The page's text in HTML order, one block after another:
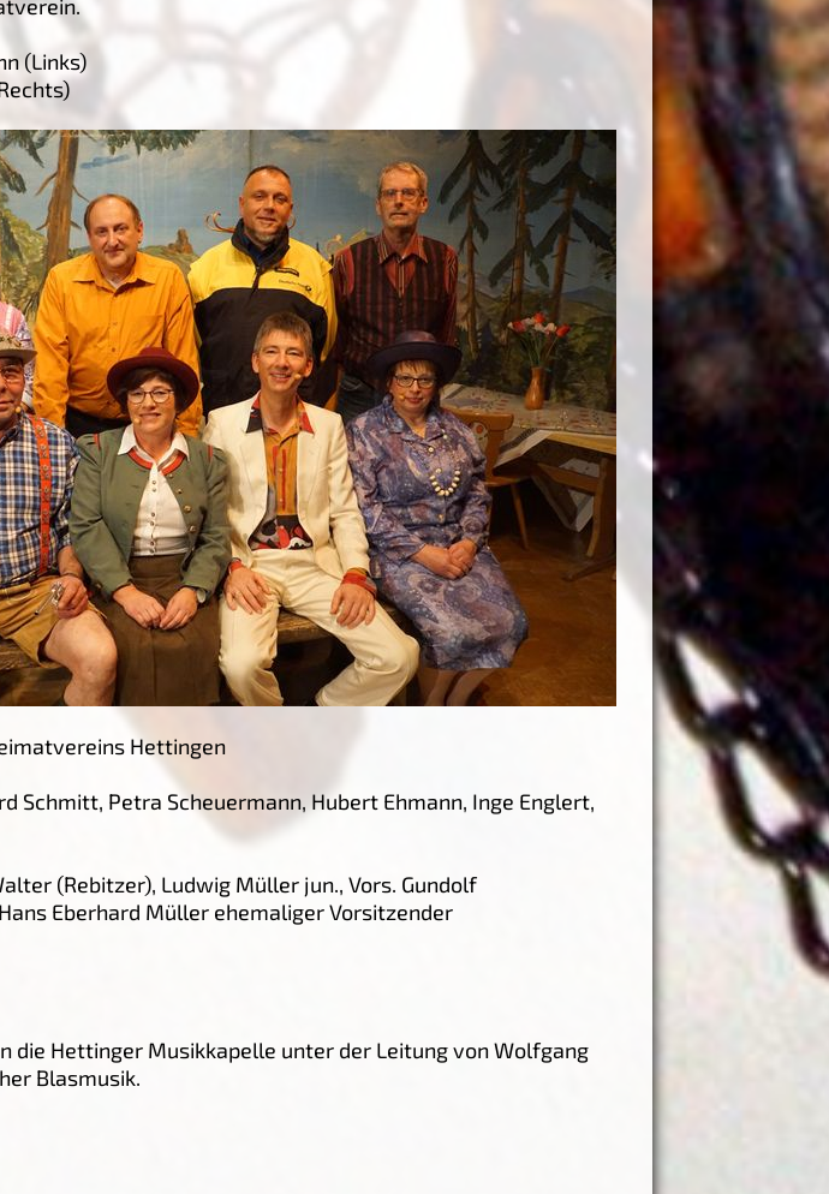
(Links)
Hettingen
Schmitt, Petra Scheuermann, Hubert Ehmann, Inge Englert,
(Rebitzer), Ludwig Müller jun., Vors. Gundolf
Eberhard Müller ehemaliger Vorsitzender
die Hettinger Musikkapelle unter der Leitung von Wolfgang
Blasmusik.